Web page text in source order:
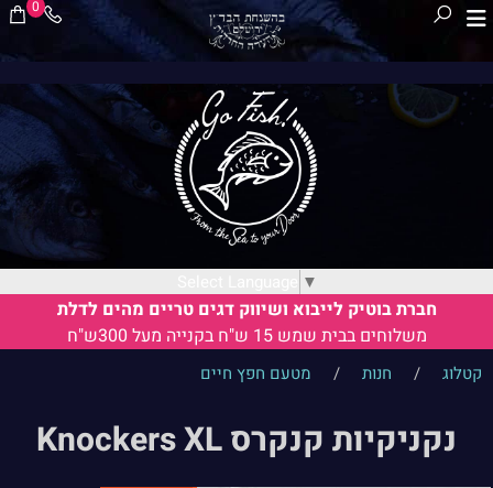
▼
0
חברת בוטיק לייבוא ושיווק דגים טריים מהים לדלת
משלוחים בבית שמש 15 ש"ח בקנייה מעל 300ש"ח
קטלוג / חנות / מטעם חפץ חיים
נקניקיות קנקרס Knockers XL